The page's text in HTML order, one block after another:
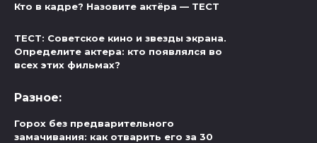
Кто в кадре? Назовите актёра — ТЕСТ
ТЕСТ: Советское кино и звезды экрана.
Определите актера: кто появлялся во
всех этих фильмах?
Разное:
Горох без предварительного
замачивания: как отварить его за 30